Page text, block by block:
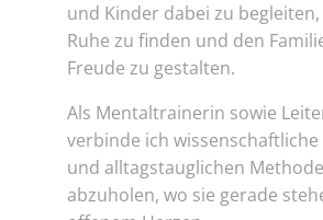
und Kinder dabei zu
Ruhe zu finden und den
Freude zu gestalten.
Als Mentaltrainerin sowie
verbinde ich
und alltagstauglichen
abzuholen, wo sie gerade